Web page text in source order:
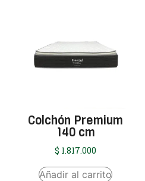
Colchón Premium
140 cm
$ 1.817.000
Añadir al carrito